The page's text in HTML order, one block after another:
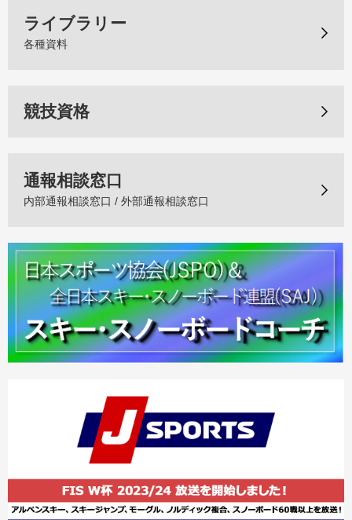
ライブラリー
各種資料
競技資格
通報相談窓口
内部通報相談窓口 / 外部通報相談窓口